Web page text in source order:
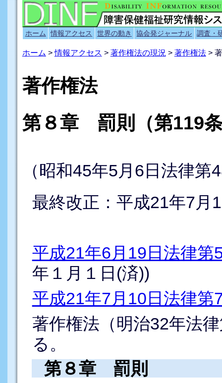
ホーム 情報アクセス 世界の動き 協会発ジャーナル 調査・
ホーム >情報アクセス > 著作権法の現況 > 著作権法>
著作権法
第８章 罰則（第119
（昭和45年5月6日法律第
最終改正：平成21年7月
平成21年6月19日法律第
年１月１日(済))
平成21年7月10日法律第
著作権法（明治32年法
る。
第８章 罰則